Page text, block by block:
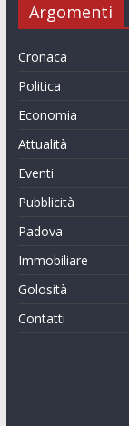
Argomenti
Cronaca
Politica
Economia
Attualità
Eventi
Pubblicità
Padova
Immobiliare
Golosità
Contatti